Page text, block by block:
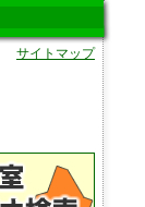
サイトマップ